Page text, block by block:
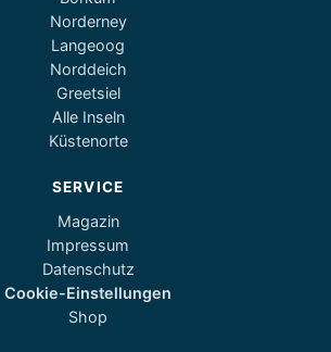
Norderney
Langeoog
Norddeich
Greetsiel
Alle Inseln
Küstenorte
SERVICE
Magazin
Impressum
Datenschutz
Cookie-Einstellungen
Shop